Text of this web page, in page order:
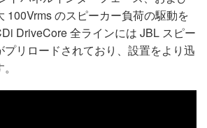
100Vrms のスピーカー負荷の駆動を
DriveCore 全ラインには JBL スピー
プリロードされており、設置をより迅